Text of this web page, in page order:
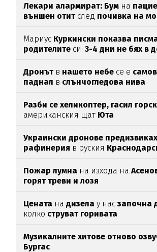
Лекари алармират: Бум на
външен отитслед почивка на
Мариус Куркински показва
родителите си:3-4 дни не бях в
Дронътв нашето небе се е
паднал в слънчогледова нива
Разби се хеликоптер, гасил
американския щат Юта
Украински дронове
рафинерия в руския
Пожар лумна на изхода на
горят треви и лозя
Цената надизела у насзапочна
колко струват горивата
Музикалните хитове отново
Бургас